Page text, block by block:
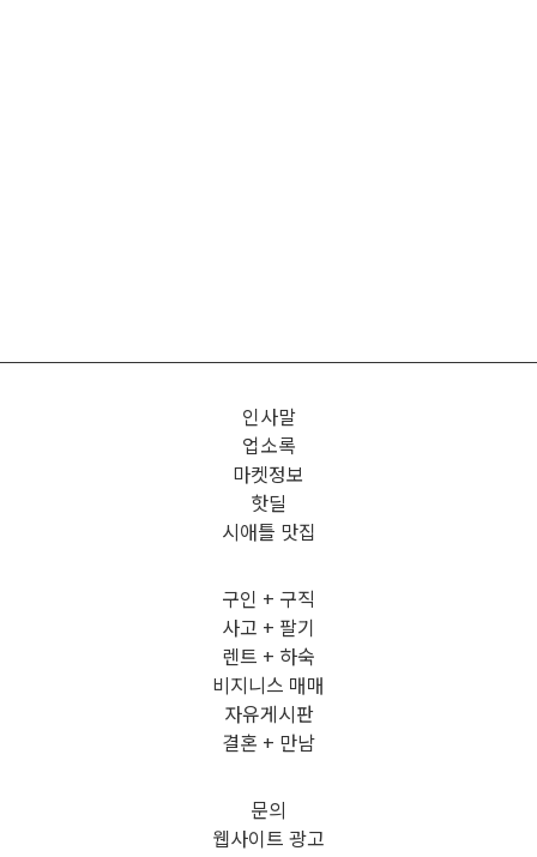
인사말
업소록
마켓정보
핫딜
시애틀 맛집
구인 + 구직
사고 + 팔기
렌트 + 하숙
비지니스 매매
자유게시판
결혼 + 만남
문의
웹사이트 광고